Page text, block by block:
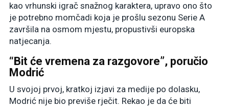
kao vrhunski igrač snažnog karaktera, upravo ono što
je potrebno momčadi koja je prošlu sezonu Serie A
završila na osmom mjestu, propustivši europska
natjecanja.
“Bit će vremena za razgovore”, poručio
Modrić
U svojoj prvoj, kratkoj izjavi za medije po dolasku,
Modrić nije bio previše rječit. Rekao je da će biti